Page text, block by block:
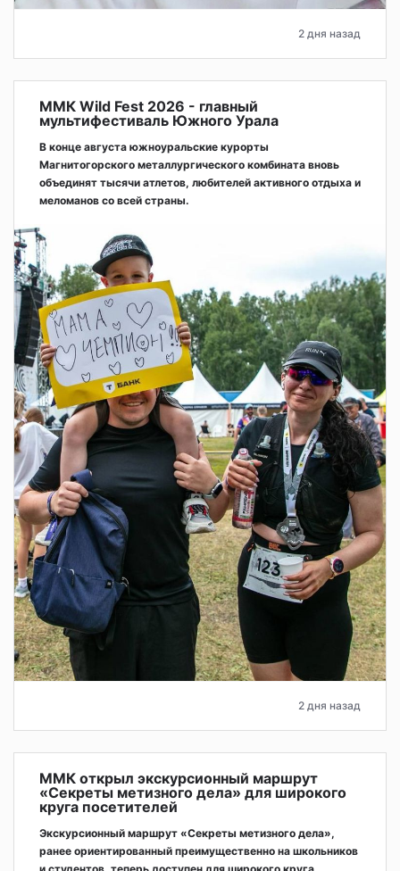
2 дня назад
ММК Wild Fest 2026 - главный
мультифестиваль Южного Урала
В конце августа южноуральские курорты
Магнитогорского металлургического комбината вновь
объединят тысячи атлетов, любителей активного отдыха и
меломанов со всей страны.
2 дня назад
ММК открыл экскурсионный маршрут
«Секреты метизного дела» для широкого
круга посетителей
Экскурсионный маршрут «Секреты метизного дела»,
ранее ориентированный преимущественно на школьников